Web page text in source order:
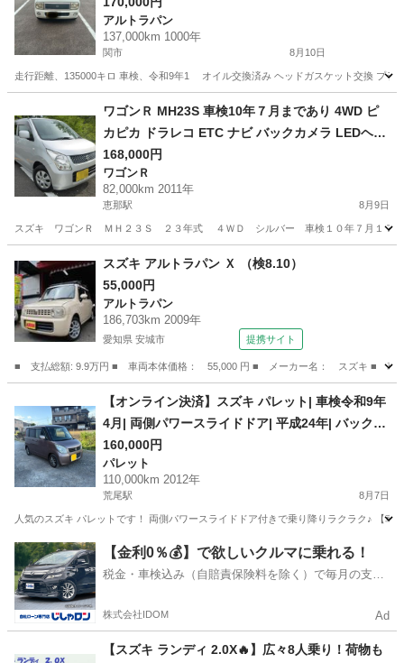
アルトラパン
137,000km 1000年
関市 8月10日
走行距離、135000キロ 車検、令和9年1 オイル交換済み ヘッドガスケット交換 プラ
アルトラパン
ワゴンＲ MH23S 車検10年７月まであり 4WD ピ
カピカ ドラレコ ETC ナビ バックカメラ LEDヘッ
ドライト ボディコーティング済み
168,000円
ワゴンＲ
82,000km 2011年
恵那駅 8月9日
スズキ ワゴンＲ ＭＨ２３Ｓ ２３年式 ４ＷＤ シルバー 車検１０年７月１７日ま
恵那駅 ワゴンＲ
スズキ アルトラパン Ｘ （検8.10）
55,000円
アルトラパン
186,703km 2009年
愛知県 安城市 提携サイト
■ 支払総額: 9.9万円 ■ 車両本体価格： 55,000 円 ■ メーカー名： スズキ ■
アルトラパン
【オンライン決済】スズキ パレット| 車検令和9年
4月| 両側パワースライドドア| 平成24年| バックモ
ニター
160,000円
パレット
110,000km 2012年
荒尾駅 8月7日
人気のスズキ パレットです！ 両側パワースライドドア付きで乗り降りラクラク♪ 【
岐阜 大垣市 荒尾駅 パレット
【金利0％💰】で欲しいクルマに乗れる！
税金・車検込み（自賠責保険料を除く）で毎月の支払
株式会社IDOM Ad
【スズキ ランディ 2.0X🔥】広々8人乗り！荷物も